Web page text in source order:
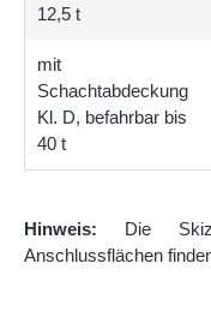
12,5 t
mit
Schachtabdeckung
Kl. D, befahrbar bis
40 t
Hinweis: Die
Anschlussflächen